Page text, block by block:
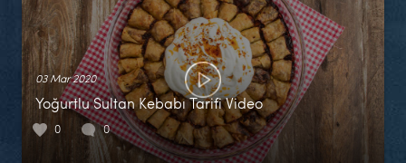
03 Mar 2020
Yoğurtlu Sultan Kebabı Tarifi Video
0 0